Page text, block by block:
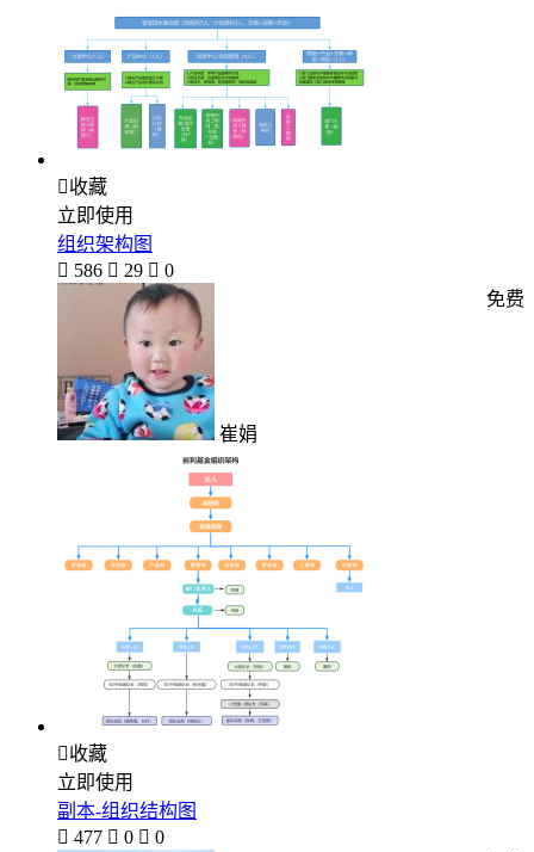
收藏
立即使用
组织架构图
 586  29  0
崔娟
免费
收藏
立即使用
副本-组织结构图
 477  0  0